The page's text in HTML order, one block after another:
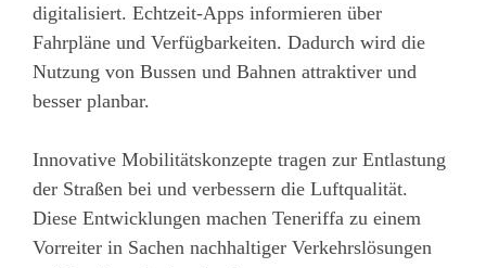
digitalisiert. Echtzeit-Apps informieren über
Fahrpläne und Verfügbarkeiten. Dadurch wird die
Nutzung von Bussen und Bahnen attraktiver und
besser planbar.
Innovative Mobilitätskonzepte tragen zur Entlastung
der Straßen bei und verbessern die Luftqualität.
Diese Entwicklungen machen Teneriffa zu einem
Vorreiter in Sachen nachhaltiger Verkehrslösungen